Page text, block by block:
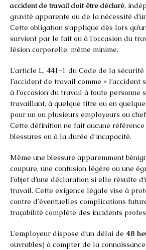
accident de travail doit être déclaré,
gravité apparente ou de la nécessité
Cette obligation s’applique dès lors
survient par le fait ou à l’occasion du
lésion corporelle, même minime.
L’article L. 441-1 du Code de la
l’accident de travail comme «
à l’occasion du travail à toute personne
travaillant, à quelque titre ou en
pour un ou plusieurs employeurs ou
Cette définition ne fait aucune
blessures ou à la durée d’incapacité.
Même une blessure apparemment
coupure, une contusion légère ou une
l’objet d’une déclaration si elle résulte
travail. Cette exigence légale vise à
contre d’éventuelles complications
traçabilité complète des incidents
L’employeur dispose d’un délai de 48
ouvrables) à compter de la